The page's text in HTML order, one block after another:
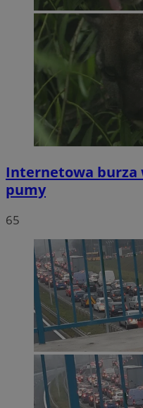
Internetowa burza
pumy
65